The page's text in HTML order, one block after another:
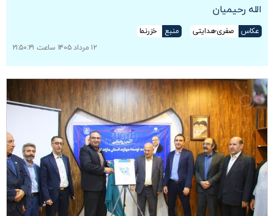
الله رحیمیان
عکاس صفری-هدایتی منبع
خزرنما
۱۲ مرداد ۱۴۰۵ ساعت ۲۱:۵۰:۴۱